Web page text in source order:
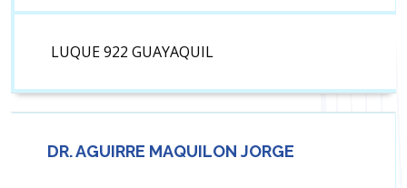
LUQUE 922 GUAYAQUIL
DR. AGUIRRE MAQUILON JORGE